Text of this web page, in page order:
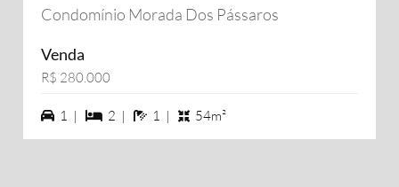
Condomínio Morada Dos Pássaros
Venda
R$ 280.000
1 vagas na garagem
1 | 2 dormiórios
2 | 1 banheiros
1 | 54m²